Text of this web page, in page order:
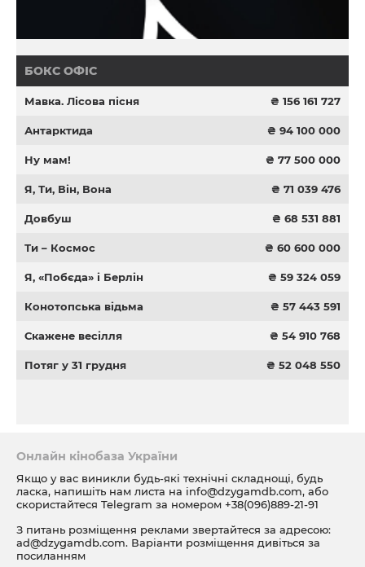
БОКС ОФІС
Мавка. Лісова пісня ₴ 156 161 727
Антарктида ₴ 94 100 000
Ну мам! ₴ 77 500 000
Я, Ти, Він, Вона ₴ 71 039 476
Довбуш ₴ 68 531 881
Ти – Космос ₴ 60 600 000
Я, «Побєда» і Берлін ₴ 59 324 059
Конотопська відьма ₴ 57 443 591
Скажене весілля ₴ 54 910 768
Потяг у 31 грудня ₴ 52 048 550
Онлайн кінобаза України
Якщо у вас виникли будь-які технічні складнощі, будь
ласка, напишіть нам листа на info@dzygamdb.com, або
скористайтеся Telegram за номером +38(096)889-21-91
З питань розміщення реклами звертайтеся за адресою:
ad@dzygamdb.com. Варіанти розміщення дивіться за
посиланням